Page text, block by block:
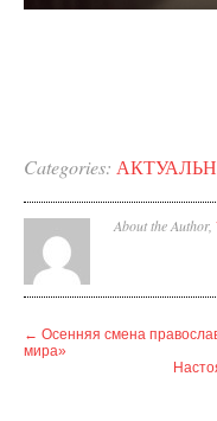
Categories:
About the Author,
← Осенняя смена
мира»